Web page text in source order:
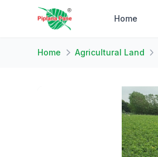
Home
Home Agricultural Land